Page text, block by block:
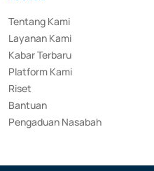
Tentang Kami
Layanan Kami
Kabar Terbaru
Platform Kami
Riset
Bantuan
Pengaduan Nasabah